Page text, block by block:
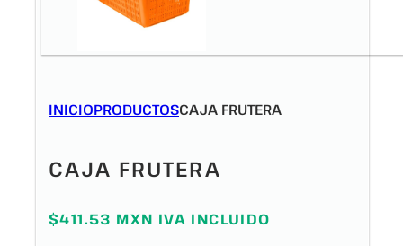
INICIOPRODUCTOSCAJA FRUTERA
CAJA FRUTERA
$411.53 MXN IVA INCLUIDO